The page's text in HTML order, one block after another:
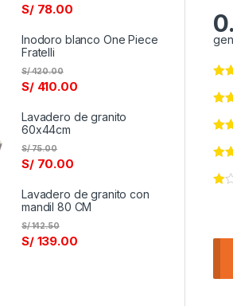
S/78.00
Inodoro blanco One Piece
Fratelli
S/410.00
S/420.00
Lavadero de granito
60x44cm
S/70.00
S/75.00
Lavadero de granito con
mandil 80 CM
S/139.00
S/142.50